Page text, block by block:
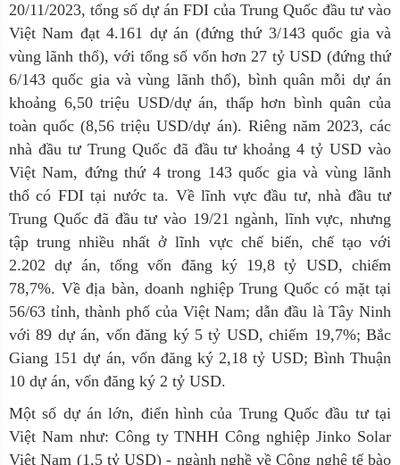
20/11/2023, tổng số dự án FDI của Trung Quốc đầu tư vào
Việt Nam đạt 4.161 dự án (đứng thứ 3/143 quốc gia và
vùng lãnh thổ), với tổng số vốn hơn 27 tỷ USD (đứng thứ
6/143 quốc gia và vùng lãnh thổ), bình quân mỗi dự án
khoảng 6,50 triệu USD/dự án, thấp hơn bình quân của
toàn quốc (8,56 triệu USD/dự án). Riêng năm 2023, các
nhà đầu tư Trung Quốc đã đầu tư khoảng 4 tỷ USD vào
Việt Nam, đứng thứ 4 trong 143 quốc gia và vùng lãnh
thổ có FDI tại nước ta. Về lĩnh vực đầu tư, nhà đầu tư
Trung Quốc đã đầu tư vào 19/21 ngành, lĩnh vực, nhưng
tập trung nhiều nhất ở lĩnh vực chế biến, chế tạo với
2.202 dự án, tổng vốn đăng ký 19,8 tỷ USD, chiếm
78,7%. Về địa bàn, doanh nghiệp Trung Quốc có mặt tại
56/63 tỉnh, thành phố của Việt Nam; dẫn đầu là Tây Ninh
với 89 dự án, vốn đăng ký 5 tỷ USD, chiếm 19,7%; Bắc
Giang 151 dự án, vốn đăng ký 2,18 tỷ USD; Bình Thuận
10 dự án, vốn đăng ký 2 tỷ USD.
Một số dự án lớn, điển hình của Trung Quốc đầu tư tại
Việt Nam như: Công ty TNHH Công nghiệp Jinko Solar
Việt Nam (1,5 tỷ USD) - ngành nghề về Công nghệ tế bào